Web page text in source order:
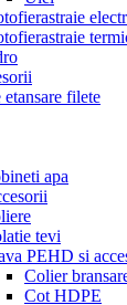
filete
apa
tevi
PEHD si
Colier
Cot HDPE